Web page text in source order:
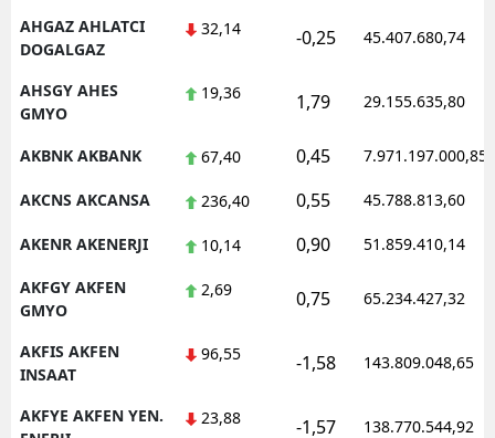
AHGAZ AHLATCI
DOGALGAZ
32,14 -0,25 45.407.680,74
AHSGY AHES
GMYO
19,36 1,79 29.155.635,80
AKBNK AKBANK 67,40 0,45 7.971.197.000,85
AKCNS AKCANSA 236,40 0,55 45.788.813,60
AKENR AKENERJI 10,14 0,90 51.859.410,14
AKFGY AKFEN
GMYO
2,69 0,75 65.234.427,32
AKFIS AKFEN
INSAAT
96,55 -1,58 143.809.048,65
AKFYE AKFEN YEN.
23,88 -1,57 138.770.544,92